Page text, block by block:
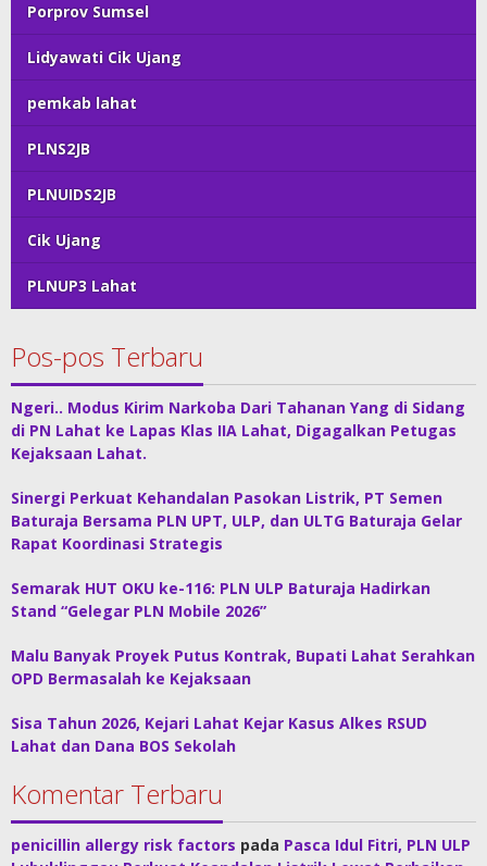
Porprov Sumsel
Lidyawati Cik Ujang
pemkab lahat
PLNS2JB
PLNUIDS2JB
Cik Ujang
PLNUP3 Lahat
Pos-pos Terbaru
Ngeri.. Modus Kirim Narkoba Dari Tahanan Yang di Sidang
di PN Lahat ke Lapas Klas IIA Lahat, Digagalkan Petugas
Kejaksaan Lahat.
Sinergi Perkuat Kehandalan Pasokan Listrik, PT Semen
Baturaja Bersama PLN UPT, ULP, dan ULTG Baturaja Gelar
Rapat Koordinasi Strategis
Semarak HUT OKU ke-116: PLN ULP Baturaja Hadirkan
Stand “Gelegar PLN Mobile 2026”
Malu Banyak Proyek Putus Kontrak, Bupati Lahat Serahkan
OPD Bermasalah ke Kejaksaan
Sisa Tahun 2026, Kejari Lahat Kejar Kasus Alkes RSUD
Lahat dan Dana BOS Sekolah
Komentar Terbaru
penicillin allergy risk factors pada Pasca Idul Fitri, PLN ULP